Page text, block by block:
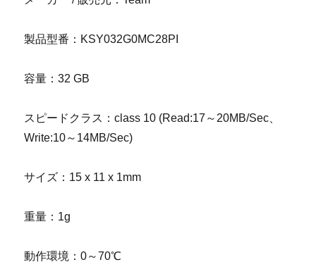
製品型番：KSY032G0MC28PI
容量：32 GB
スピードクラス：class 10 (Read:17～20MB/Sec、
Write:10～14MB/Sec)
サイズ：15 x 11 x 1mm
重量：1g
動作環境：0～70℃